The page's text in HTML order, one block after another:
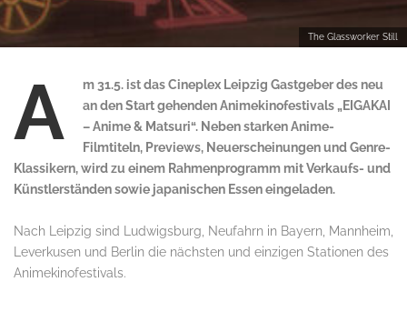
The Glassworker Still
A
m 31.5. ist das Cineplex Leipzig Gastgeber des neu
an den Start gehenden Animekinofestivals „EIGAKAI
– Anime & Matsuri“. Neben starken Anime-
Filmtiteln, Previews, Neuerscheinungen und Genre-
Klassikern, wird zu einem Rahmenprogramm mit Verkaufs- und
Künstlerständen sowie japanischen Essen eingeladen.
Nach Leipzig sind Ludwigsburg, Neufahrn in Bayern, Mannheim,
Leverkusen und Berlin die nächsten und einzigen Stationen des
Animekinofestivals.